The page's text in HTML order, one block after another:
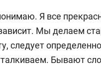
Я все
Мы делаем
следует
Бывают